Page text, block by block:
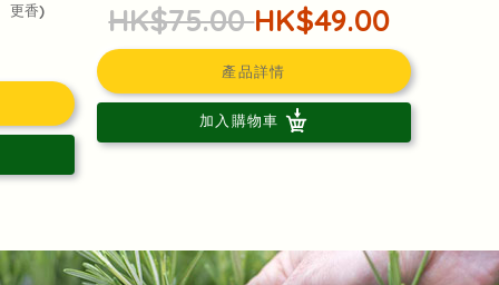
更香)
HK$75.00HK$49.00
產品詳情
加入購物車